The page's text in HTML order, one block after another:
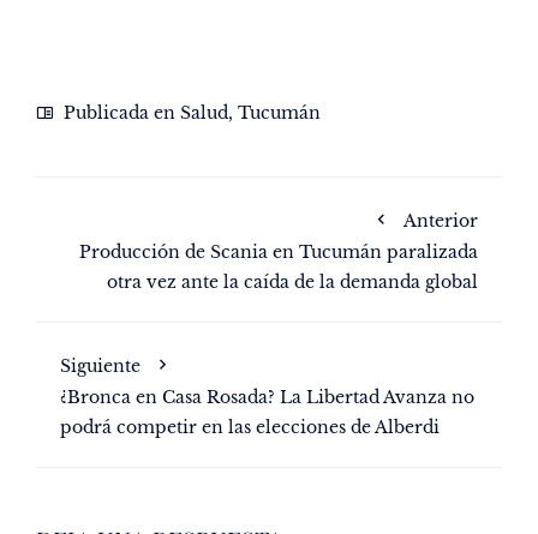
Publicada en Salud, Tucumán
Anterior
Producción de Scania en Tucumán paralizada
otra vez ante la caída de la demanda global
Siguiente
¿Bronca en Casa Rosada? La Libertad Avanza no
podrá competir en las elecciones de Alberdi